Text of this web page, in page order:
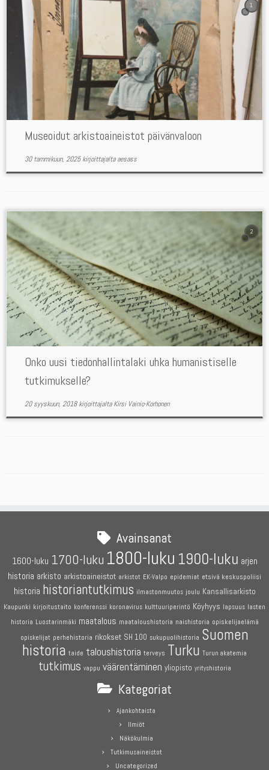
1
Museoidut arkistoaineistot päivänvaloon
30 tammikuun, 2025 kirjoittajaltaaesass
2
Onko uusi tiedonhallintalaki uhka humanistiselle
tutkimukselle?
20 syyskuun, 2018 kirjoittajaltaKirsi Vainio-Korhonen
Avainsanat
1600-luku 1700-luku 1800-luku 1900-luku arjen
historia arkisto arkistoaineistot arkistot EK-Valpo epidemiat etsivä keskuspoliisi
historia historiantutkimus ilmastonmuutos joulu Kansallisarkisto
Kaupunki kirjoitustaito konferenssi koronavirus kulttuuriperintö Köyhyys lapsuus lasten
historia Luostarinmäki maatalous maataloushistoria naishistoria opiskelijaelämä
opiskelijat perhehistoria rikokset SH 100 sukupuolihistoria Suomen
historia taide taloushistoria terveys Turku Turun akatemia
tutkimus vappu väärentäminen yliopisto yrityshistoria
Kategoriat
Ajankohtaista
Ilmiöt
Näkökulmia
Tutkimusaineistot
Uncategorized